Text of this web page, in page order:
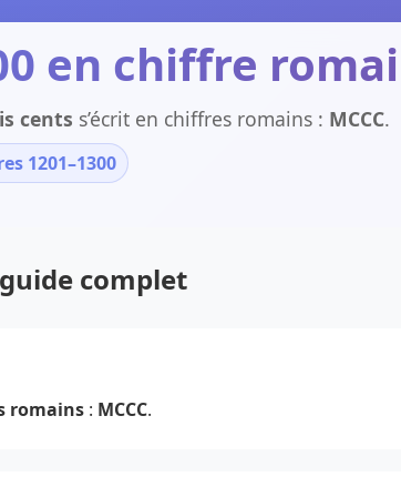
en chiffre
cents s’écrit en chiffres romains : MCCC.
1201–1300
complet
romains : MCCC.